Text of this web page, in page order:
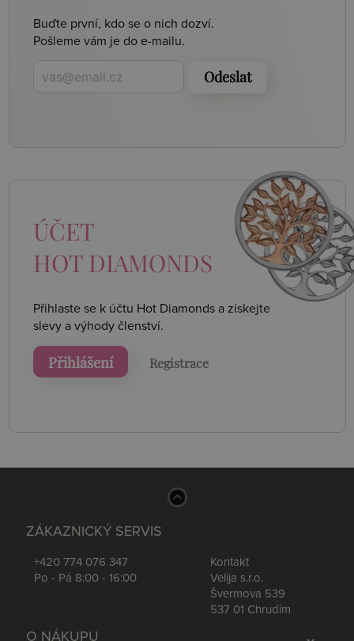
Buďte první, kdo se o nich dozví.
Pošleme vám je do e-mailu.
Odeslat
ÚČET
HOT DIAMONDS
Přihlaste se k účtu Hot Diamonds a získejte
slevy a výhody členství.
Přihlášení Registrace
ZÁKAZNICKÝ SERVIS
+420 774 076 347
Po - Pá 8:00 - 16:00
Kontakt
Velija s.r.o.
Švermova 539
537 01 Chrudim
O NÁKUPU